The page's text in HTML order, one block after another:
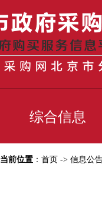
综合信息
当前位置 ： 首页 -> 信息公